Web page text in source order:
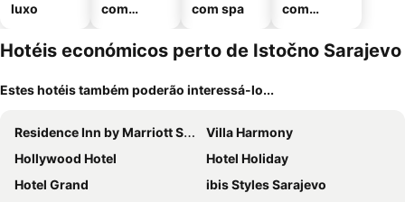
luxo
com
com spa
com
mento
Hotéis económicos perto de Istočno Sarajevo
Estes hotéis também poderão interessá-lo...
Residence Inn by Marriott Sarajevo
Villa Harmony
Hollywood Hotel
Hotel Holiday
Hotel Grand
ibis Styles Sarajevo